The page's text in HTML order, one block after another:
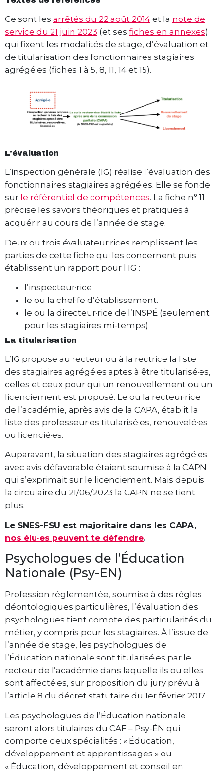
Ce sont les arrêtés du 22 août 2014 et la note de
service du 21 juin 2023 (et ses fiches en annexes)
qui fixent les modalités de stage, d’évaluation et
de titularisation des fonctionnaires stagiaires
agrégé·es (fiches 1 à 5, 8, 11, 14 et 15).
L’évaluation
L’inspection générale (IG) réalise l’évaluation des
fonctionnaires stagiaires agrégé·es. Elle se fonde
sur le référentiel de compétences. La fiche n° 11
précise les savoirs théoriques et pratiques à
acquérir au cours de l’année de stage.
Deux ou trois évaluateur·rices remplissent les
parties de cette fiche qui les concernent puis
établissent un rapport pour l’IG :
l’inspecteur·rice
le ou la chef·fe d’établissement.
le ou la directeur·rice de l’INSPÉ (seulement
pour les stagiaires mi-temps)
La titularisation
L’IG propose au recteur ou à la rectrice la liste
des stagiaires agrégé·es aptes à être titularisé·es,
celles et ceux pour qui un renouvellement ou un
licenciement est proposé. Le ou la recteur·rice
de l’académie, après avis de la CAPA, établit la
liste des professeur·es titularisé·es, renouvelé·es
ou licencié·es.
Auparavant, la situation des stagiaires agrégé·es
avec avis défavorable étaient soumise à la CAPN
qui s’exprimait sur le licenciement. Mais depuis
la circulaire du 21/06/2023 la CAPN ne se tient
plus.
Le SNES-FSU est majoritaire dans les CAPA,
nos élu·es peuvent te défendre.
Psychologues de l’Éducation
Nationale (Psy-EN)
Profession réglementée, soumise à des règles
déontologiques particulières, l’évaluation des
psychologues tient compte des particularités du
métier, y compris pour les stagiaires. À l’issue de
l’année de stage, les psychologues de
l’Éducation nationale sont titularisé·es par le
recteur de l’académie dans laquelle ils ou elles
sont affecté·es, sur proposition du jury prévu à
l’article 8 du décret statutaire du 1er février 2017.
Les psychologues de l’Éducation nationale
seront alors titulaires du CAF – Psy-ÉN qui
comporte deux spécialités : « Éducation,
développement et apprentissages » ou
« Éducation, développement et conseil en